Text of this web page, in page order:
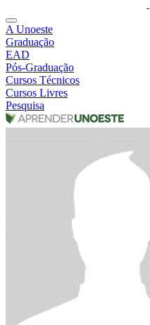
A Unoeste
Graduação
EAD
Pós-Graduação
Cursos Técnicos
Cursos Livres
Pesquisa